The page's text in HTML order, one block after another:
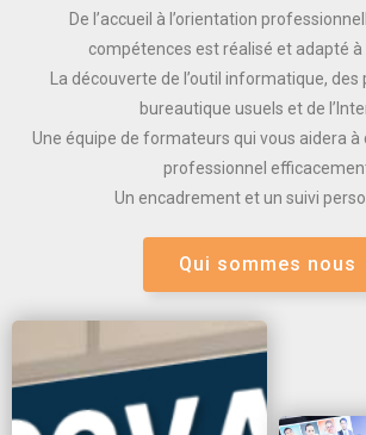
De l’accueil à l’orientation
compétences est réalisé et adapté à
La découverte de l’outil informatique,
bureautique usuels et de
Une équipe de formateurs qui vous aidera
professionnel
Un encadrement et un suivi
Qui sommes nous